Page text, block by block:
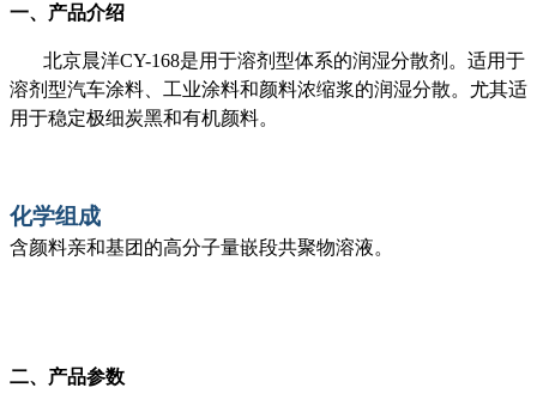
一、产品介绍
北京晨洋CY-168是用于溶剂型体系的润湿分散剂。适用于
溶剂型汽车涂料、工业涂料和颜料浓缩浆的润湿分散。尤其适
用于稳定极细炭黑和有机颜料。
化学组成
含颜料亲和基团的高分子量嵌段共聚物溶液。
二、产品参数